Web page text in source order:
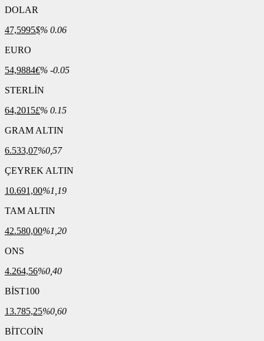
DOLAR
47,5995$% 0.06
EURO
54,9884€% -0.05
STERLİN
64,2015£% 0.15
GRAM ALTIN
6.533,07%0,57
ÇEYREK ALTIN
10.691,00%1,19
TAM ALTIN
42.580,00%1,20
ONS
4.264,56%0,40
BİST100
13.785,25%0,60
BİTCOİN